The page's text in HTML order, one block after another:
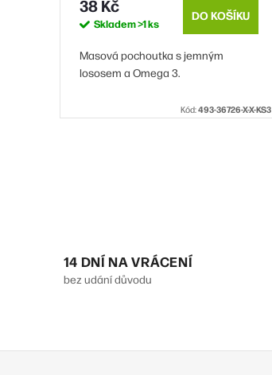
38 Kč
Skladem>1 ks
DO KOŠÍKU
Masová pochoutka s jemným
lososem a Omega 3.
Kód:493-36726-X-X-KS3
á
d
c
14 DNÍ NA VRÁCENÍ
bez udání důvodu